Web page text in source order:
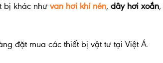
bị khác như van hơi khí nén, dây hơi xoắn,
đặt mua các thiết bị vật tư tại Việt Á.